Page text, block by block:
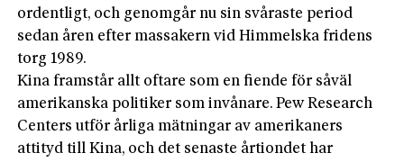
ordentligt, och genomgår nu sin svåraste period
sedan åren efter massakern vid Himmelska fridens
torg 1989.
Kina framstår allt oftare som en fiende för såväl
amerikanska politiker som invånare. Pew Research
Centers utför årliga mätningar av amerikaners
attityd till Kina, och det senaste årtiondet har